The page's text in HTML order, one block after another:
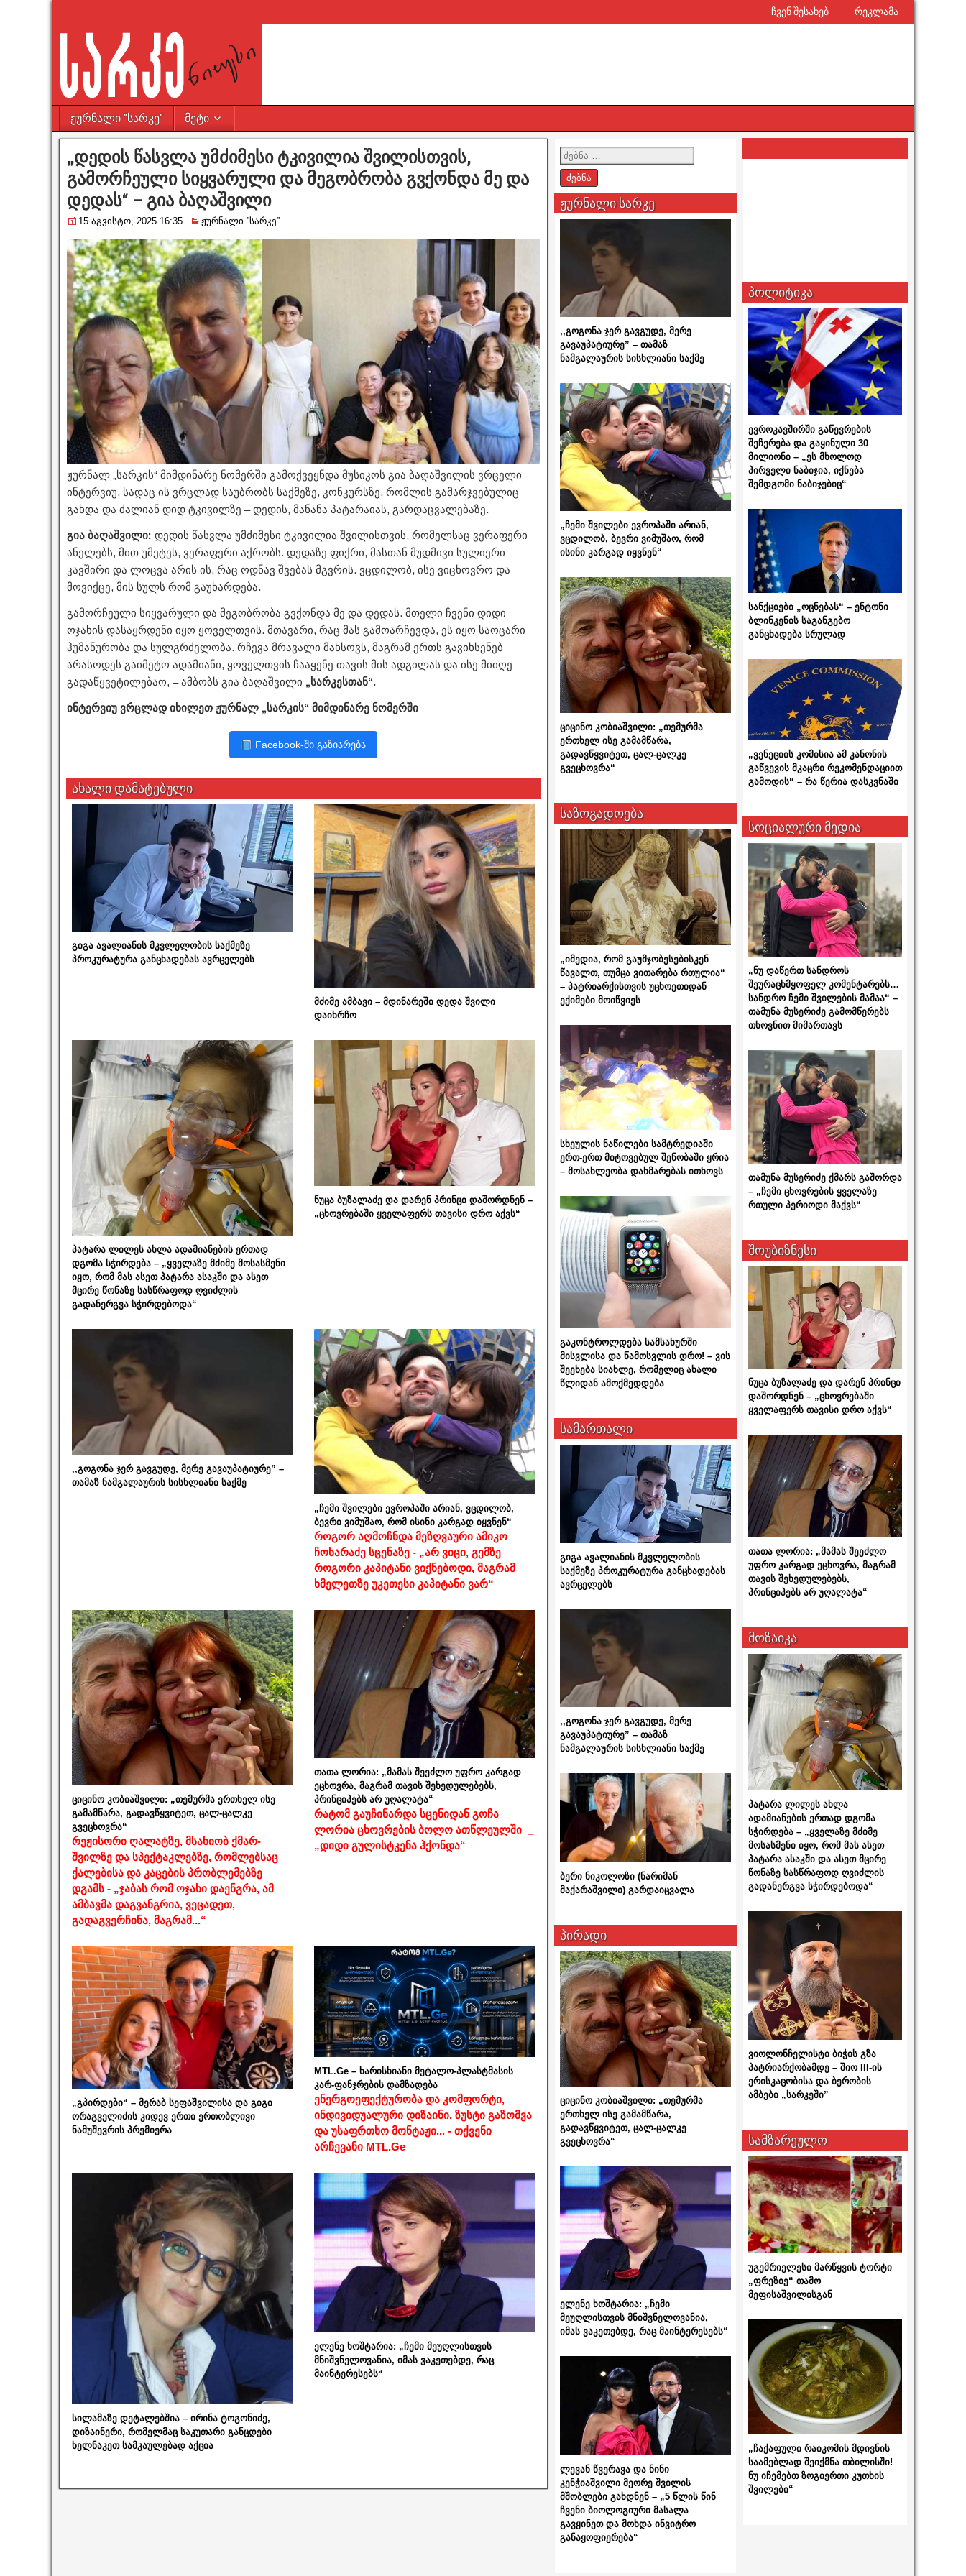
ჩვენ შესახებ რეკლამა
ჟურნალი ”სარკე” მეტი
„დედის წასვლა უმძიმესი ტკივილია შვილისთვის,
გამორჩეული სიყვარული და მეგობრობა გვქონდა მე და
დედას“ – გია ბაღაშვილი
15 აგვისტო, 2025 16:35 ჟურნალი ”სარკე”
ჟურნალ „სარკის“ მიმდინარე ნომერში გამოქვეყნდა მუსიკოს გია ბაღაშვილის ვრცელი
ინტერვიუ, სადაც ის ვრცლად საუბრობს საქმეზე, კონკურსზე, რომლის გამარჯვებულიც
გახდა და ძალიან დიდ ტკივილზე – დედის, მანანა პატარაიას, გარდაცვალებაზე.
გია ბაღაშვილი: დედის წასვლა უმძიმესი ტკივილია შვილისთვის, რომელსაც ვერაფერი
ანელებს, მით უმეტეს, ვერაფერი აქრობს. დედაზე ფიქრი, მასთან მუდმივი სულიერი
კავშირი და ლოცვა არის ის, რაც ოდნავ შვებას მგვრის. ვცდილობ, ისე ვიცხოვრო და
მოვიქცე, მის სულს რომ გაუხარდება.
გამორჩეული სიყვარული და მეგობრობა გვქონდა მე და დედას. მთელი ჩვენი დიდი
ოჯახის დასაყრდენი იყო ყოველთვის. მთავარი, რაც მას გამოარჩევდა, ეს იყო საოცარი
ჰუმანურობა და სულგრძელობა. რჩევა მრავალი მახსოვს, მაგრამ ერთს გავიხსენებ _
არასოდეს გაიმეტო ადამიანი, ყოველთვის ჩააყენე თავის მის ადგილას და ისე მიიღე
გადაწყვეტილებაო, – ამბობს გია ბაღაშვილი „სარკესთან“.
ინტერვიუ ვრცლად იხილეთ ჟურნალ „სარკის“ მიმდინარე ნომერში
Facebook-ში გაზიარება
ახალი დამატებული
გიგა ავალიანის მკვლელობის საქმეზე
პროკურატურა განცხადებას ავრცელებს
მძიმე ამბავი – მდინარეში დედა შვილი
დაიხრჩო
პატარა ლილეს ახლა ადამიანების ერთად
დგომა სჭირდება – „ყველაზე მძიმე მოსასმენი
იყო, რომ მას ასეთ პატარა ასაკში და ასეთ
მცირე წონაზე სასწრაფოდ ღვიძლის
გადანერგვა სჭირდებოდა“
ნუცა ბუზალაძე და დარენ პრინცი დაშორდნენ –
„ცხოვრებაში ყველაფერს თავისი დრო აქვს“
,,გოგონა ჯერ გავგუდე, მერე გავაუპატიურე” –
თამაზ ნამგალაურის სისხლიანი საქმე
„ჩემი შვილები ევროპაში არიან, ვცდილობ,
ბევრი ვიმუშაო, რომ ისინი კარგად იყვნენ“
როგორ აღმოჩნდა მეზღვაური ამიკო
ჩოხარაძე სცენაზე - „არ ვიცი, გემზე
როგორი კაპიტანი ვიქნებოდი, მაგრამ
ხმელეთზე უკეთესი კაპიტანი ვარ“
ციცინო კობიაშვილი: „თემურმა ერთხელ ისე
გამამწარა, გადავწყვიტეთ, ცალ-ცალკე
გვეცხოვრა“
რეჟისორი ღალატზე, მსახიობ ქმარ-
შვილზე და სპექტაკლებზე, რომლებსაც
ქალებისა და კაცების პრობლემებზე
დგამს - „ჯაბას რომ ოჯახი დაენგრა, ამ
ამბავმა დაგვანგრია, ვეცადეთ,
გადაგვერჩინა, მაგრამ...“
თათა ლორია: „მამას შეეძლო უფრო კარგად
ეცხოვრა, მაგრამ თავის შეხედულებებს,
პრინციპებს არ უღალატა“
რატომ გაუჩინარდა სცენიდან გოჩა
ლორია ცხოვრების ბოლო ათწლეულში _
„დიდი გულისტკენა ჰქონდა“
„გპირდები“ – მერაბ სეფაშვილისა და გიგი
ორაგველიძის კიდევ ერთი ერთობლივი
ნამუშევრის პრემიერა
MTL.Ge – ხარისხიანი მეტალო-პლასტმასის
კარ-ფანჯრების დამზადება
ენერგოეფექტურობა და კომფორტი,
ინდივიდუალური დიზაინი, ზუსტი გაზომვა
და უსაფრთხო მონტაჟი... - თქვენი
არჩევანი MTL.Ge
სილამაზე დეტალებშია – ირინა ტოგონიძე,
დიზაინერი, რომელმაც საკუთარი განცდები
ხელნაკეთ სამკაულებად აქცია
ელენე ხოშტარია: „ჩემი მეუღლისთვის
მნიშვნელოვანია, იმას ვაკეთებდე, რაც
მაინტერესებს“
ჟურნალი სარკე
,,გოგონა ჯერ გავგუდე, მერე
გავაუპატიურე” – თამაზ
ნამგალაურის სისხლიანი საქმე
„ჩემი შვილები ევროპაში არიან,
ვცდილობ, ბევრი ვიმუშაო, რომ
ისინი კარგად იყვნენ“
ციცინო კობიაშვილი: „თემურმა
ერთხელ ისე გამამწარა,
გადავწყვიტეთ, ცალ-ცალკე
გვეცხოვრა“
საზოგადოება
„იმედია, რომ გაუმჯობესებისკენ
წავალთ, თუმცა ვითარება რთულია“
– პატრიარქისთვის უცხოეთიდან
ექიმები მოიწვიეს
სხეულის ნაწილები სამტრედიაში
ერთ-ერთ მიტოვებულ შენობაში ყრია
– მოსახლეობა დახმარებას ითხოვს
გაკონტროლდება სამსახურში
მისვლისა და წამოსვლის დრო! – ვის
შეეხება სიახლე, რომელიც ახალი
წლიდან ამოქმედდება
სამართალი
გიგა ავალიანის მკვლელობის
საქმეზე პროკურატურა განცხადებას
ავრცელებს
,,გოგონა ჯერ გავგუდე, მერე
გავაუპატიურე” – თამაზ
ნამგალაურის სისხლიანი საქმე
ბერი ნიკოლოზი (ნარიმან
მაქარაშვილი) გარდაიცვალა
პირადი
ციცინო კობიაშვილი: „თემურმა
ერთხელ ისე გამამწარა,
გადავწყვიტეთ, ცალ-ცალკე
გვეცხოვრა“
ელენე ხოშტარია: „ჩემი
მეუღლისთვის მნიშვნელოვანია,
იმას ვაკეთებდე, რაც მაინტერესებს“
ლევან წვერავა და ნინი
კენჭიაშვილი მეორე შვილის
მშობლები გახდნენ – „5 წლის წინ
ჩვენი ბიოლოგიური მასალა
გავყინეთ და მოხდა ინვიტრო
განაყოფიერება“
პოლიტიკა
ევროკავშირში გაწევრების
შეჩერება და გაყინული 30
მილიონი – „ეს მხოლოდ
პირველი ნაბიჯია, იქნება
შემდგომი ნაბიჯებიც“
სანქციები „ოცნებას“ – ენტონი
ბლინკენის საგანგებო
განცხადება სრულად
„ვენეციის კომისია ამ კანონის
გაწვევის მკაცრი რეკომენდაციით
გამოდის“ – რა წერია დასკვნაში
სოციალური მედია
„ნუ დაწერთ სანდროს
შეურაცხმყოფელ კომენტარებს…
სანდრო ჩემი შვილების მამაა“ –
თამუნა მუსერიძე გამომწერებს
თხოვნით მიმართავს
თამუნა მუსერიძე ქმარს გაშორდა
– „ჩემი ცხოვრების ყველაზე
რთული პერიოდი მაქვს“
შოუბიზნესი
ნუცა ბუზალაძე და დარენ პრინცი
დაშორდნენ – „ცხოვრებაში
ყველაფერს თავისი დრო აქვს“
თათა ლორია: „მამას შეეძლო
უფრო კარგად ეცხოვრა, მაგრამ
თავის შეხედულებებს,
პრინციპებს არ უღალატა“
მოზაიკა
პატარა ლილეს ახლა
ადამიანების ერთად დგომა
სჭირდება – „ყველაზე მძიმე
მოსასმენი იყო, რომ მას ასეთ
პატარა ასაკში და ასეთ მცირე
წონაზე სასწრაფოდ ღვიძლის
გადანერგვა სჭირდებოდა“
ვიოლონჩელისტი ბიჭის გზა
პატრიარქობამდე – შიო III-ის
ერისკაცობისა და ბერობის
ამბები „სარკეში”
სამზარეულო
უგემრიელესი მარწყვის ტორტი
„ფრეზიე“ თამო
მეფისაშვილისგან
„ჩაქაფული რაიკომის მდივნის
საამებლად შეიქმნა თბილისში!
ნუ იჩემებთ ზოგიერთი კუთხის
შვილები“